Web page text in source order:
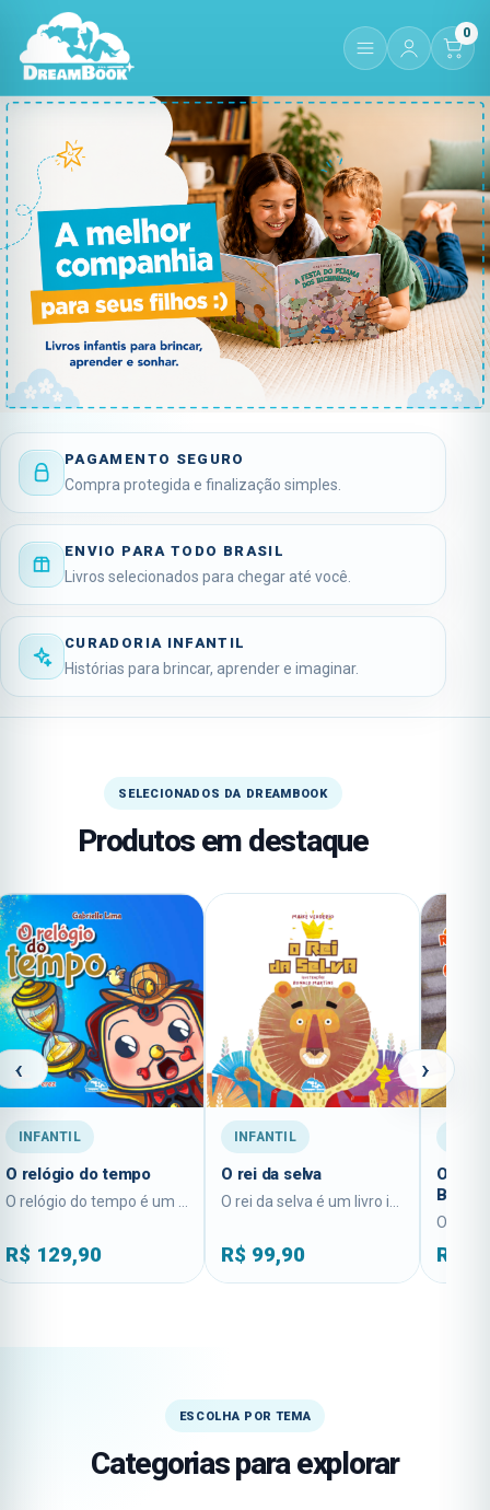
0
PAGAMENTO SEGURO
Compra protegida e finalização simples.
ENVIO PARA TODO BRASIL
Livros selecionados para chegar até você.
CURADORIA INFANTIL
Histórias para brincar, aprender e imaginar.
SELECIONADOS DA DREAMBOOK
Produtos em destaque
‹
INFANTIL
O relógio do tempo
R$ 129,90
INFANTIL
O rei da selva
R$ 99,90
O rato
Benê
R$
›
ESCOLHA POR TEMA
Categorias para explorar